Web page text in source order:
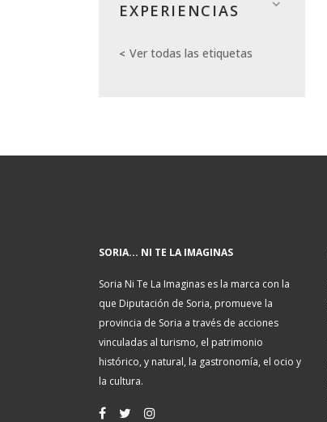
EXPERIENCIAS
Ver todas las etiquetas
SORIA... NI TE LA IMAGINAS
Soria Ni Te La Imaginas es la marca con la
que Diputación de Soria, promueve la
provincia de Soria a través de acciones
vinculadas al turismo, el patrimonio
histórico, y natural, la gastronomía, el ocio y
la cultura.